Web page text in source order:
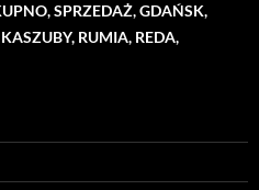
SPRZEDAŻ, GDAŃSK,
RUMIA, REDA,